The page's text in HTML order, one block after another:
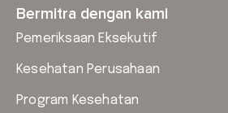
Bermitra dengan kami
Pemeriksaan Eksekutif
Kesehatan Perusahaan
Program Kesehatan